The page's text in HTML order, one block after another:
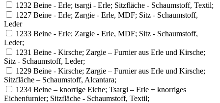
1232 Beine - Erle; tsargi - Erle; Sitzfläche - Schaumstoff, Textil;
1227 Beine - Erle; Zargie - Erle, MDF; Sitz - Schaumstoff,
Leder
1233 Beine - Erle; Zargie - Erle, MDF; Sitz - Schaumstoff,
Leder;
1231 Beine - Kirsche; Zargie – Furnier aus Erle und Kirsche;
Sitz - Schaumstoff, Leder;
1229 Beine - Kirsche; Zargie – Furnier aus Erle und Kirsche;
Sitzfläche – Schaumstoff, Alcantara;
1234 Beine – knorrige Eiche; Tsargi – Erle + knorriges
Eichenfurnier; Sitzfläche - Schaumstoff, Textil;